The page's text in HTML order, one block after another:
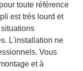
toute référence
est très lourd et
L'installation ne
Vous
et à